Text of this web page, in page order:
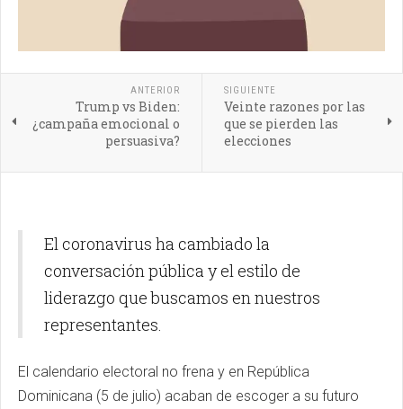
ANTERIOR
Trump vs Biden:
¿campaña emocional o
persuasiva?
SIGUIENTE
Veinte razones por las
que se pierden las
elecciones
El coronavirus ha cambiado la
conversación pública y el estilo de
liderazgo que buscamos en nuestros
representantes.
El calendario electoral no frena y en República
Dominicana (5 de julio) acaban de escoger a su futuro